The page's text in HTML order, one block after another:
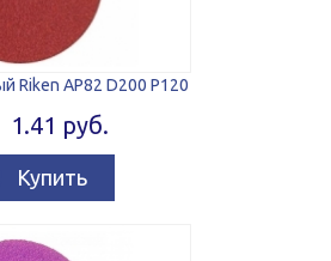
Riken AP82 D200 P120
1.41 руб.
Купить